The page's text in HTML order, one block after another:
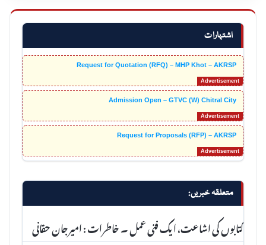
اشتہارات
Request for Quotation (RFQ) – MHP Khot – AKRSP
Admission Open – GTVC (W) Chitral City
Request for Proposals (RFP) – AKRSP
متعلقہ خبریں:
کتابوں کی اشاعت، ایک فنی عمل ۔ خاطرات : امیرجان حقانی